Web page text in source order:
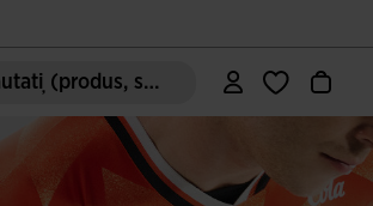
Căutați (produs, stil, zonă, etc.)